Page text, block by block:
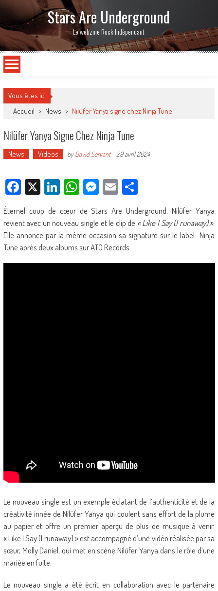
Stars Are Underground
Le webzine Rock Indépendant
Vous êtes ici
Accueil > News > Nilüfer Yanya signe chez Ninja Tune
Nilüfer Yanya Signe Chez Ninja Tune
News Vidéos byDavid Servant- 29 avril 2024
Facebook
X LinkedIn
WhatsApp
Messenger
EmailPartager
Éternel coup de cœur de Stars Are Underground, Nilüfer Yanya
revient avec un nouveau single et le clip de « Like I Say (I runaway) ».
Elle annonce par la même occasion sa signature sur le label Ninja
Tune après deux albums sur ATO Records.
Le nouveau single est un exemple éclatant de l’authenticité et de la
créativité innée de Nilüfer Yanya qui coulent sans effort de la plume
au papier et offre un premier aperçu de plus de musique à venir.
« Like I Say (I runaway) » est accompagné d’une vidéo réalisée par sa
sœur, Molly Daniel, qui met en scène Nilüfer Yanya dans le rôle d’une
mariée en fuite.
Le nouveau single a été écrit en collaboration avec le partenaire